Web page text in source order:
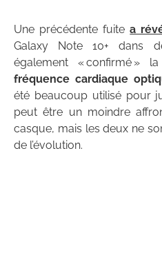
Une précédente fuitea
Galaxy Note 10+ dans
également « confirmé » la
fréquence cardiaque
été beaucoup utilisé pour
peut être un moindre
casque, mais les deux ne
de l’évolution.